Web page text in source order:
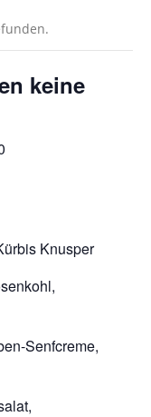
keine
Knusper
Senfcreme,